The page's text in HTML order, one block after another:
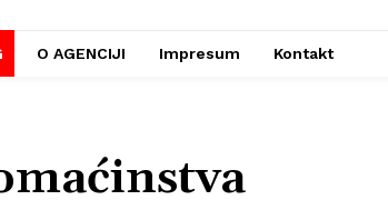
O AGENCIJI Impresum Kontakt